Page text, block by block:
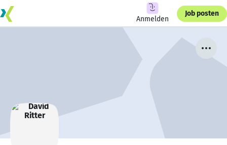
Anmelden
Job posten